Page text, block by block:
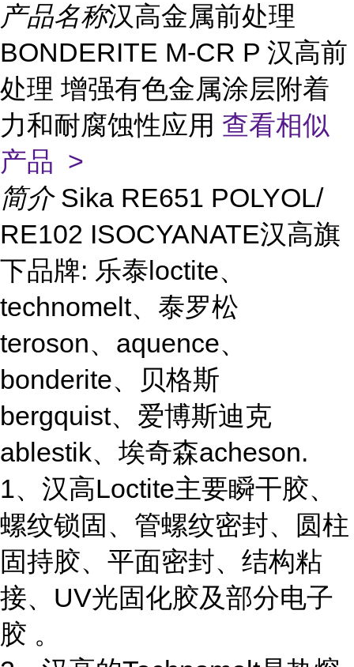
产品名称汉高金属前处理
BONDERITE M-CR P 汉高前
处理 增强有色金属涂层附着
力和耐腐蚀性应用 查看相似
产品 >
简介 Sika RE651 POLYOL/
RE102 ISOCYANATE汉高旗
下品牌: 乐泰loctite、
technomelt、泰罗松
teroson、aquence、
bonderite、贝格斯
bergquist、爱博斯迪克
ablestik、埃奇森acheson.
1、汉高Loctite主要瞬干胶、
螺纹锁固、管螺纹密封、圆柱
固持胶、平面密封、结构粘
接、UV光固化胶及部分电子
胶 。